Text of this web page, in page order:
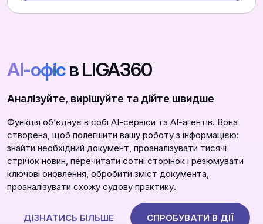
АІ-офісв LIGA360
Аналізуйте, вирішуйте та дійте швидше
Функція обʼєднує в собі АІ-сервіси та АІ-агентів. Вона
створена, щоб полегшити вашу роботу з інформацією:
знайти необхідний документ, проаналізувати тисячі
стрічок новин, перечитати сотні сторінок і резюмувати
ключові оновлення, обробити зміст документа,
проаналізувати схожу судову практику.
ДІЗНАТИСЬ БІЛЬШЕ СПРОБУВАТИ В ДІЇ